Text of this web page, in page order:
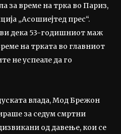
за време на трка во Париз,
„Асошиејтед прес“.
дека 53-годишниот маж
на трката во главниот
не успеале да го
влада, Мод Брежон
за седум смртни
од давење, кои се